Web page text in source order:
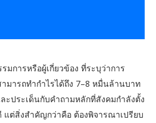
การหรือผู้เกี่ยวข้อง ที่ระบุว่าการ
มารถทำกำไรได้ถึง 7–8 หมื่นล้านบาท
ประเด็นกับคำถามหลักที่สังคมกำลังตั้ง
แต่สิ่งสำคัญกว่าคือ ต้องพิจารณาเปรียบ